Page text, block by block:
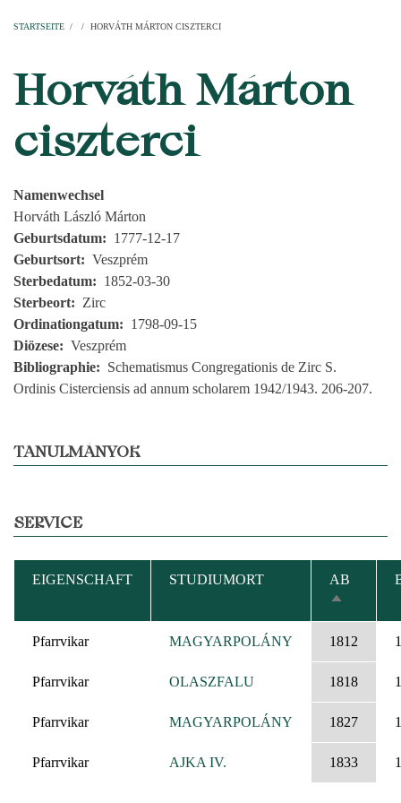
STARTSEITE / / HORVÁTH MÁRTON CISZTERCI
Horváth Márton
ciszterci
Namenwechsel
Horváth László Márton
Geburtsdatum
1777-12-17
Geburtsort
Veszprém
Sterbedatum
1852-03-30
Sterbeort
Zirc
Ordinationgatum
1798-09-15
Diözese
Veszprém
Bibliographie
Schematismus Congregationis de Zirc S.
Ordinis Cisterciensis ad annum scholarem 1942/1943. 206-207.
TANULMÁNYOK
SERVICE
EIGENSCHAFT STUDIUMORT
AB
Pfarrvikar MAGYARPOLÁNY 1812
Pfarrvikar OLASZFALU 1818
Pfarrvikar MAGYARPOLÁNY 1827
Pfarrvikar AJKA IV. 1833